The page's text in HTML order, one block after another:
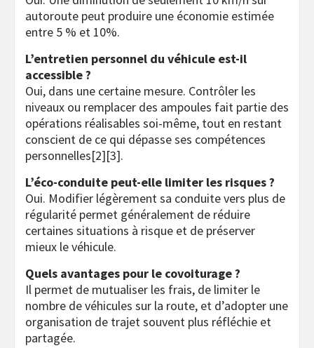
autoroute peut produire une économie estimée
entre 5 % et 10%.
L’entretien personnel du véhicule est-il
accessible ?
Oui, dans une certaine mesure. Contrôler les
niveaux ou remplacer des ampoules fait partie des
opérations réalisables soi-même, tout en restant
conscient de ce qui dépasse ses compétences
personnelles[2][3].
L’éco-conduite peut-elle limiter les risques ?
Oui. Modifier légèrement sa conduite vers plus de
régularité permet généralement de réduire
certaines situations à risque et de préserver
mieux le véhicule.
Quels avantages pour le covoiturage ?
Il permet de mutualiser les frais, de limiter le
nombre de véhicules sur la route, et d’adopter une
organisation de trajet souvent plus réfléchie et
partagée.